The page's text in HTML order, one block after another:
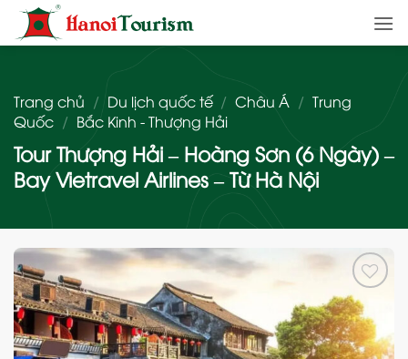
qua
nội
Trang chủ / Du lịch quốc tế / Châu Á / Trung
Quốc / Bắc Kinh - Thượng Hải
Tour Thượng Hải – Hoàng Sơn (6 Ngày) –
Bay Vietravel Airlines – Từ Hà Nội
Add
to
wishlist